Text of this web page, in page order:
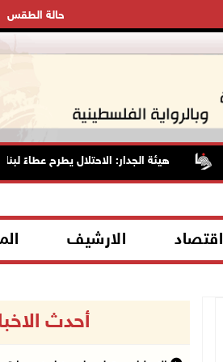
حالة الطقس
هيئة الجدار: الاحتلال يطرح عطاءً لبناء 627 وحدة استعمارية جديدة على أراضي محافظة رام الله والبيرة
اقتصاد الارشيف
أحدث